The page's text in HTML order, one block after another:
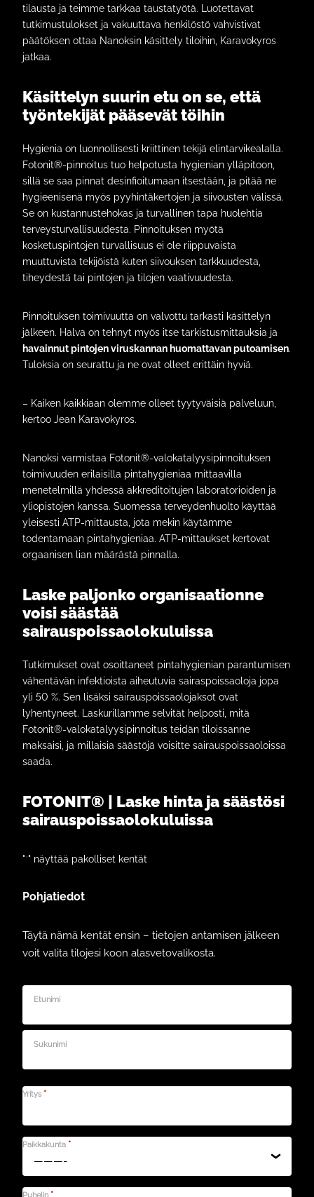
tilausta ja teimme tarkkaa taustatyötä. Luotettavat
tutkimustulokset ja vakuuttava henkilöstö vahvistivat
päätöksen ottaa Nanoksin käsittely tiloihin, Karavokyros
jatkaa.
Käsittelyn suurin etu on se, että
työntekijät pääsevät töihin
Hygienia on luonnollisesti kriittinen tekijä elintarvikealalla.
Fotonit®-pinnoitus tuo helpotusta hygienian ylläpitoon,
sillä se saa pinnat desinfioitumaan itsestään, ja pitää ne
hygieenisenä myös pyyhintäkertojen ja siivousten välissä.
Se on kustannustehokas ja turvallinen tapa huolehtia
terveysturvallisuudesta. Pinnoituksen myötä
kosketuspintojen turvallisuus ei ole riippuvaista
muuttuvista tekijöistä kuten siivouksen tarkkuudesta,
tiheydestä tai pintojen ja tilojen vaativuudesta.
Pinnoituksen toimivuutta on valvottu tarkasti käsittelyn
jälkeen. Halva on tehnyt myös itse tarkistusmittauksia ja
havainnut pintojen viruskannan huomattavan putoamisen.
Tuloksia on seurattu ja ne ovat olleet erittäin hyviä.
– Kaiken kaikkiaan olemme olleet tyytyväisiä palveluun,
kertoo Jean Karavokyros.
Nanoksi varmistaa Fotonit®-valokatalyysipinnoituksen
toimivuuden erilaisilla pintahygieniaa mittaavilla
menetelmillä yhdessä akkreditoitujen laboratorioiden ja
yliopistojen kanssa. Suomessa terveydenhuolto käyttää
yleisesti ATP-mittausta, jota mekin käytämme
todentamaan pintahygieniaa. ATP-mittaukset kertovat
orgaanisen lian määrästä pinnalla.
Laske paljonko organisaationne
voisi säästää
sairauspoissaolokuluissa
Tutkimukset ovat osoittaneet pintahygienian parantumisen
vähentävän infektioista aiheutuvia sairaspoissaoloja jopa
yli 50 %. Sen lisäksi sairauspoissaolojaksot ovat
lyhentyneet. Laskurillamme selvität helposti, mitä
Fotonit®-valokatalyysipinnoitus teidän tiloissanne
maksaisi, ja millaisia säästöjä voisitte sairauspoissaoloissa
saada.
FOTONIT® | Laske hinta ja säästösi
sairauspoissaolokuluissa
"*" näyttää pakolliset kentät
Pohjatiedot
Täytä nämä kentät ensin – tietojen antamisen jälkeen
voit valita tilojesi koon alasvetovalikosta.
Etunimi
Sukunimi
Yritys *
Paikkakunta *
*